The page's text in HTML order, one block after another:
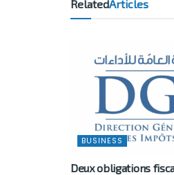
RelatedArticles
BUSINESS
Deux obligations